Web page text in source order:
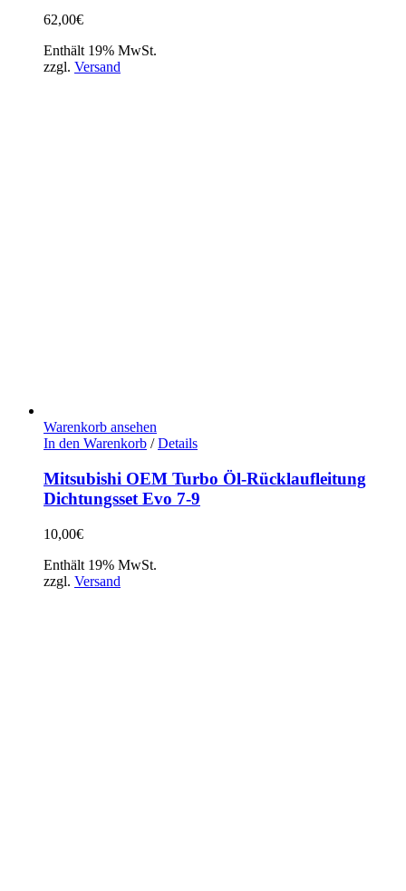
62,00€
Enthält 19% MwSt.
zzgl. Versand
Warenkorb ansehen
In den Warenkorb / Details
Mitsubishi OEM Turbo Öl-Rücklaufleitung
Dichtungsset Evo 7-9
10,00€
Enthält 19% MwSt.
zzgl. Versand